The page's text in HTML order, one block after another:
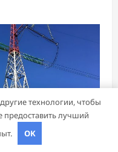
технологии, чтобы
предоставить лучший
OK